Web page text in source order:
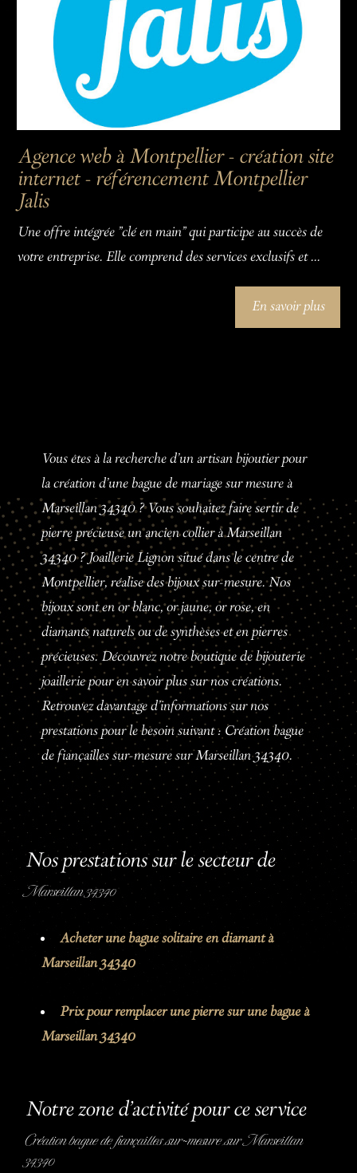
Agence web à Montpellier - création site
internet - référencement Montpellier
Jalis
Une offre intégrée "clé en main" qui participe au succès de
votre entreprise. Elle comprend des services exclusifs et ...
En savoir plus
Vous êtes à la recherche d'un artisan bijoutier pour
la création d'une bague de mariage sur mesure à
Marseillan 34340 ? Vous souhaitez faire sertir de
pierre précieuse un ancien collier à Marseillan
34340 ? Joaillerie Lignon situé dans le centre de
Montpellier, réalise des bijoux sur-mesure. Nos
bijoux sont en or blanc, or jaune, or rose, en
diamants naturels ou de synthèses et en pierres
précieuses. Découvrez notre boutique de bijouterie
joaillerie pour en savoir plus sur nos créations.
Retrouvez davantage d'informations sur nos
prestations pour le besoin suivant : Création bague
de fiançailles sur-mesure sur Marseillan 34340.
Nos prestations sur le secteur de
Marseillan 34340
Acheter une bague solitaire en diamant à
Marseillan 34340
Prix pour remplacer une pierre sur une bague à
Marseillan 34340
Notre zone d'activité pour ce service
Création bague de fiançailles sur-mesure sur Marseillan
34340